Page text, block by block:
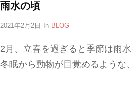
雨水の頃
P
s
e
2021年2月2日 In C
T
G
BLOG
2月、立春を過ぎると季節は雨
冬眠から動物が目覚めるような